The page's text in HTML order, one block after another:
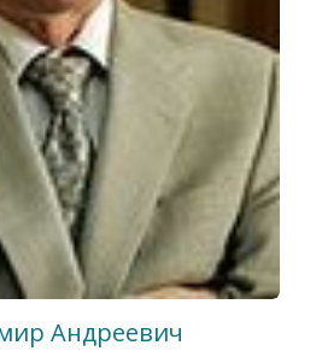
Андреевич